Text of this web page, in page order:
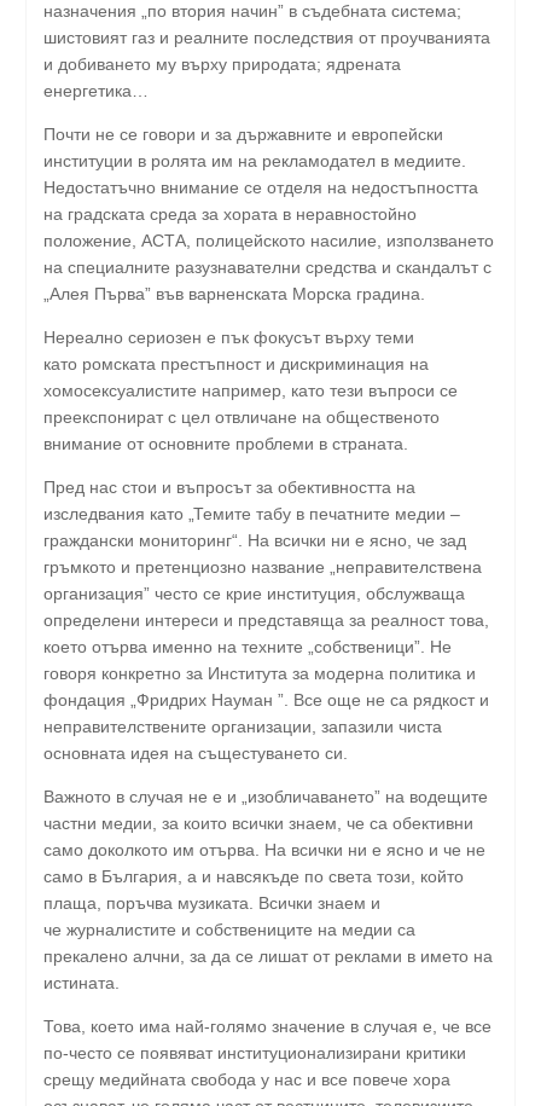
назначения „по втория начин” в съдебната система;
шистовият газ и реалните последствия от проучванията
и добиването му върху природата; ядрената
енергетика…
Почти не се говори и за държавните и европейски
институции в ролята им на рекламодател в медиите.
Недостатъчно внимание се отделя на недостъпността
на градската среда за хората в неравностойно
положение, АСТА, полицейското насилие, използването
на специалните разузнавателни средства и скандалът с
„Алея Първа” във варненската Морска градина.
Нереално сериозен е пък фокусът върху теми
като ромската престъпност и дискриминация на
хомосексуалистите например, като тези въпроси се
преекспонират с цел отвличане на общественото
внимание от основните проблеми в страната.
Пред нас стои и въпросът за обективността на
изследвания като „Темите табу в печатните медии –
граждански мониторинг“. На всички ни е ясно, че зад
гръмкото и претенциозно название „неправителствена
организация” често се крие институция, обслужваща
определени интереси и представяща за реалност това,
което отърва именно на техните „собственици”. Не
говоря конкретно за Института за модерна политика и
фондация „Фридрих Науман ”. Все още не са рядкост и
неправителствените организации, запазили чиста
основната идея на същестуването си.
Важното в случая не е и „изобличаването” на водещите
частни медии, за които всички знаем, че са обективни
само доколкото им отърва. На всички ни е ясно и че не
само в България, а и навсякъде по света този, който
плаща, поръчва музиката. Всички знаем и
че журналистите и собствениците на медии са
прекалено алчни, за да се лишат от реклами в името на
истината.
Това, което има най-голямо значение в случая е, че все
по-често се появяват институционализирани критики
срещу медийната свобода у нас и все повече хора